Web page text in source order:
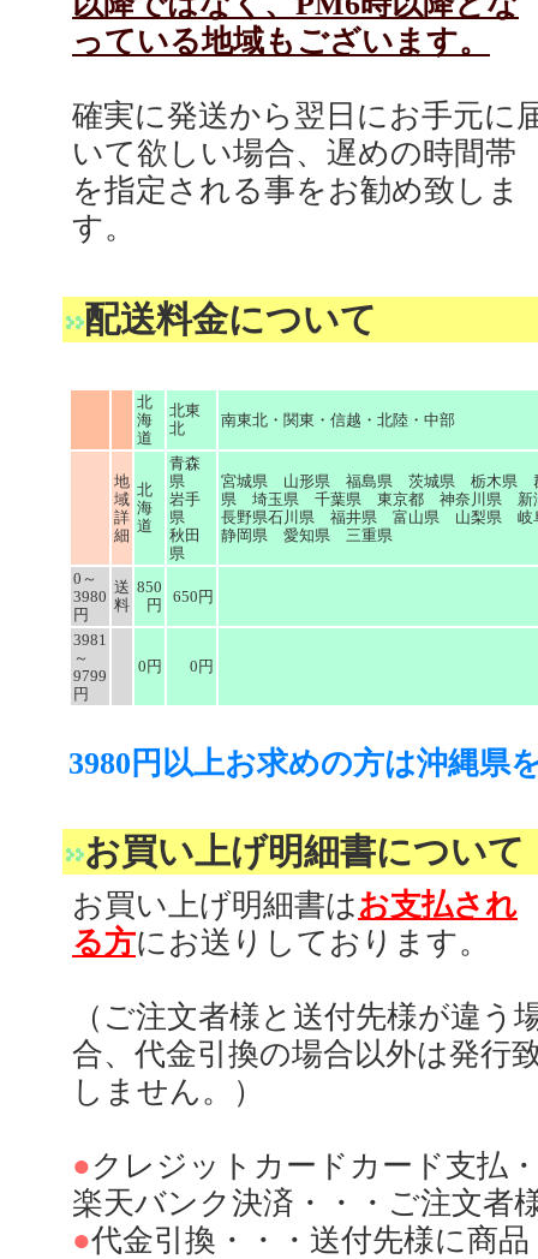
っている地域もございます。
確実に発送から翌日にお手元に
いて欲しい場合、遅めの時間帯
を指定される事をお勧め致しま
す。
配送料金について
北
海
道
北東
北
南東北・関東・信越・北陸・中部
地
域
詳
細
北
海
道
青森
県
岩手
県
秋田
県
宮城県 山形県 福島県 茨城県 栃木県
県 埼玉県 千葉県 東京都 神奈川県
長野県石川県 福井県 富山県 山梨県
静岡県 愛知県 三重県
0～
3980
円
送
料
850
円
650円
3981
～
9799
円
0円 0円
3980円以上お求めの方は沖縄県
お買い上げ明細書について
お買い上げ明細書はお支払され
る方にお送りしております。
（ご注文者様と送付先様が違う
合、代金引換の場合以外は発行
しません。）
●クレジットカードカード支払・
楽天バンク決済・・・ご注文者
●代金引換・・・送付先様に商品